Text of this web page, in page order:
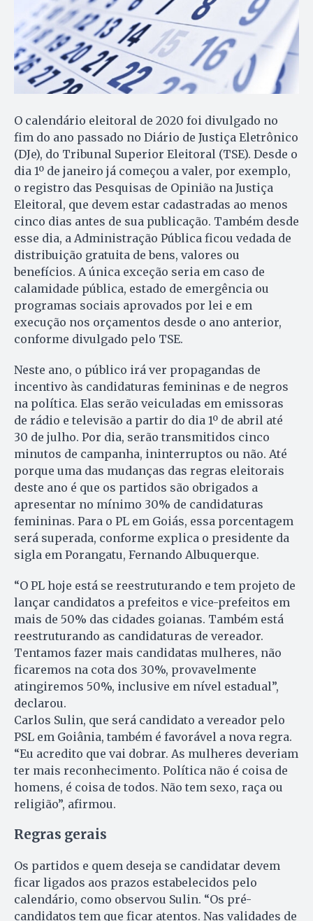
O calendário eleitoral de 2020 foi divulgado no
fim do ano passado no Diário de Justiça Eletrônico
(DJe), do Tribunal Superior Eleitoral (TSE). Desde o
dia 1º de janeiro já começou a valer, por exemplo,
o registro das Pesquisas de Opinião na Justiça
Eleitoral, que devem estar cadastradas ao menos
cinco dias antes de sua publicação. Também desde
esse dia, a Administração Pública ficou vedada de
distribuição gratuita de bens, valores ou
benefícios. A única exceção seria em caso de
calamidade pública, estado de emergência ou
programas sociais aprovados por lei e em
execução nos orçamentos desde o ano anterior,
conforme divulgado pelo TSE.
Neste ano, o público irá ver propagandas de
incentivo às candidaturas femininas e de negros
na política. Elas serão veiculadas em emissoras
de rádio e televisão a partir do dia 1º de abril até
30 de julho. Por dia, serão transmitidos cinco
minutos de campanha, ininterruptos ou não. Até
porque uma das mudanças das regras eleitorais
deste ano é que os partidos são obrigados a
apresentar no mínimo 30% de candidaturas
femininas. Para o PL em Goiás, essa porcentagem
será superada, conforme explica o presidente da
sigla em Porangatu, Fernando Albuquerque.
“O PL hoje está se reestruturando e tem projeto de
lançar candidatos a prefeitos e vice-prefeitos em
mais de 50% das cidades goianas. Também está
reestruturando as candidaturas de vereador.
Tentamos fazer mais candidatas mulheres, não
ficaremos na cota dos 30%, provavelmente
atingiremos 50%, inclusive em nível estadual”,
declarou.
Carlos Sulin, que será candidato a vereador pelo
PSL em Goiânia, também é favorável a nova regra.
“Eu acredito que vai dobrar. As mulheres deveriam
ter mais reconhecimento. Política não é coisa de
homens, é coisa de todos. Não tem sexo, raça ou
religião”, afirmou.
Regras gerais
Os partidos e quem deseja se candidatar devem
ficar ligados aos prazos estabelecidos pelo
calendário, como observou Sulin. “Os pré-
candidatos tem que ficar atentos. Nas validades de